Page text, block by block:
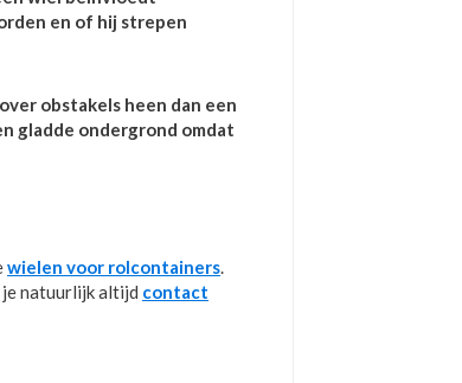
en of hij strepen
obstakels heen dan een
gladde ondergrond omdat
wielen voor rolcontainers.
je natuurlijk altijd contact